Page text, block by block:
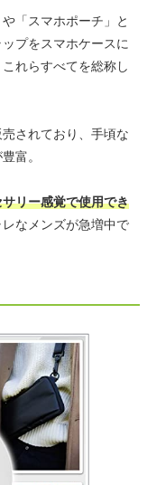
「スマホポーチ」と
プをスマホケースに
れらすべてを総称し
されており、手頃な
富。
リー感覚で使用でき
なメンズが急増中で